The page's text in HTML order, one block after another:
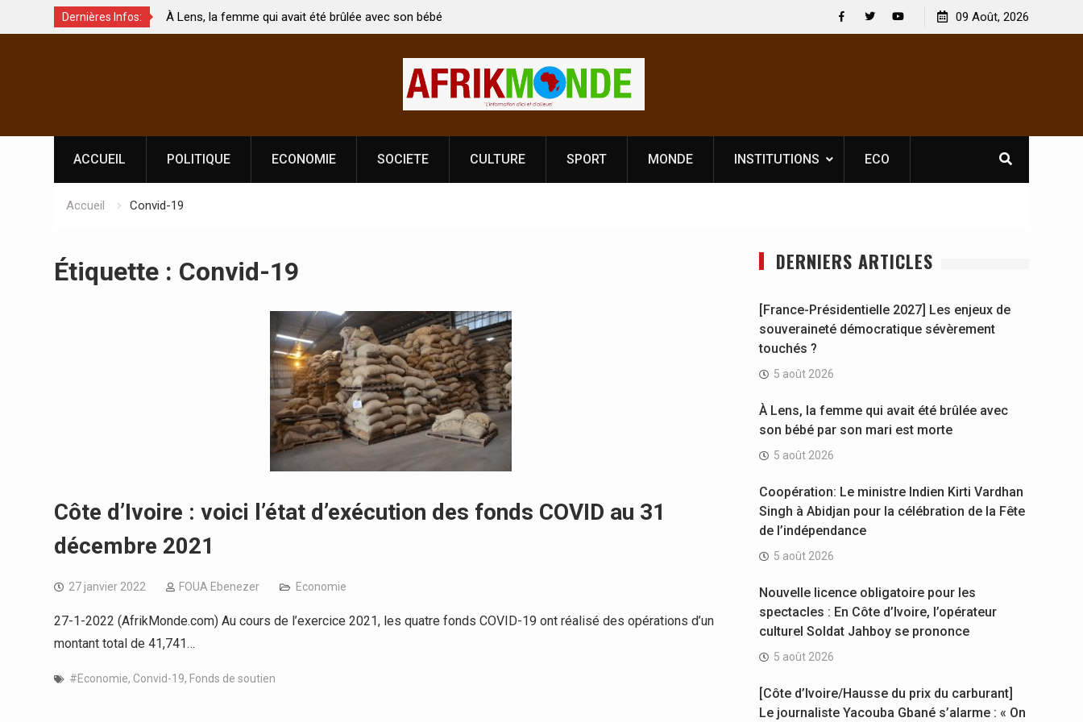
Dernières Infos:
touchés ?
À Lens, la femme qui avait été brûlée avec son bébé
par son mari est morte
Abidjan pour la célébration de la Fête de
l’indépendance
Nouvelle licence obligatoire pour les spectacles : En
Côte d’Ivoire, l’opérateur culturel Soldat Jahboy se
09 Août, 2026
ACCUEIL POLITIQUE ECONOMIE SOCIETE CULTURE SPORT MONDE INSTITUTIONS ECO
Accueil Convid-19
Étiquette : Convid-19
Côte d’Ivoire : voici l’état d’exécution des fonds COVID au 31
décembre 2021
27 janvier 2022 FOUA Ebenezer Economie
27-1-2022 (AfrikMonde.com) Au cours de l’exercice 2021, les quatre fonds COVID-19 ont réalisé des opérations d’un
montant total de 41,741…
#Economie, Convid-19, Fonds de soutien
DERNIERS ARTICLES
[France-Présidentielle 2027] Les enjeux de
souveraineté démocratique sévèrement
touchés ?
5 août 2026
À Lens, la femme qui avait été brûlée avec
son bébé par son mari est morte
5 août 2026
Coopération: Le ministre Indien Kirti Vardhan
Singh à Abidjan pour la célébration de la Fête
de l’indépendance
5 août 2026
Nouvelle licence obligatoire pour les
spectacles : En Côte d’Ivoire, l’opérateur
culturel Soldat Jahboy se prononce
5 août 2026
[Côte d’Ivoire/Hausse du prix du carburant]
Le journaliste Yacouba Gbané s’alarme : « On